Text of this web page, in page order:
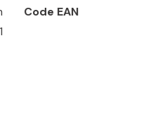
1
Code EAN